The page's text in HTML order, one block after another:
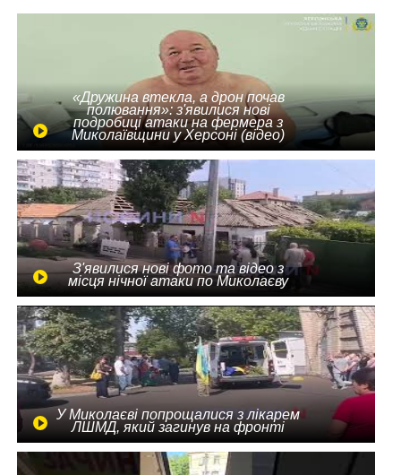
«Дружина втекла, а дрон почав
полювання»: з'явилися нові
подробиці атаки на фермера з
Миколаївщини у Херсоні (відео)
З'явилися нові фото та відео з
місця нічної атаки по Миколаєву
У Миколаєві попрощалися з лікарем
ЛШМД, який загинув на фронті